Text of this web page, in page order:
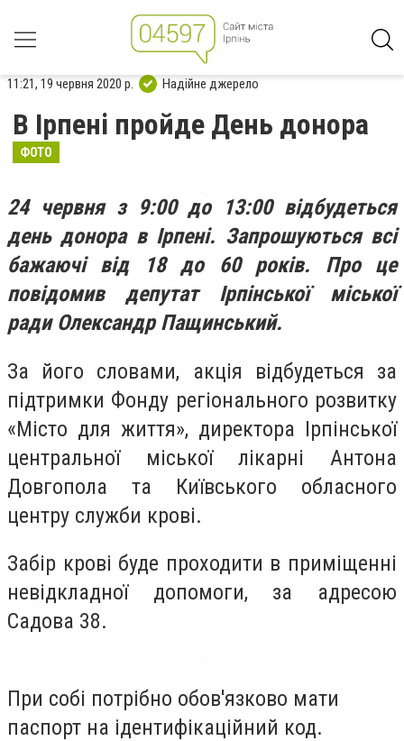
11:21, 19 червня 2020 р. Надійне джерело
В Ірпені пройде День донора
ФОТО
24 червня з 9:00 до 13:00 відбудеться
день донора в Ірпені. Запрошуються всі
бажаючі від 18 до 60 років. Про це
повідомив депутат Ірпінської міської
ради Олександр Пащинський.
За його словами, акція відбудеться за
підтримки Фонду регіонального розвитку
«Місто для життя», директора Ірпінської
центральної міської лікарні Антона
Довгопола та Київського обласного
центру служби крові.
Забір крові буде проходити в приміщенні
невідкладної допомоги, за адресою
Садова 38.
При собі потрібно обов'язково мати
паспорт на ідентифікаційний код.